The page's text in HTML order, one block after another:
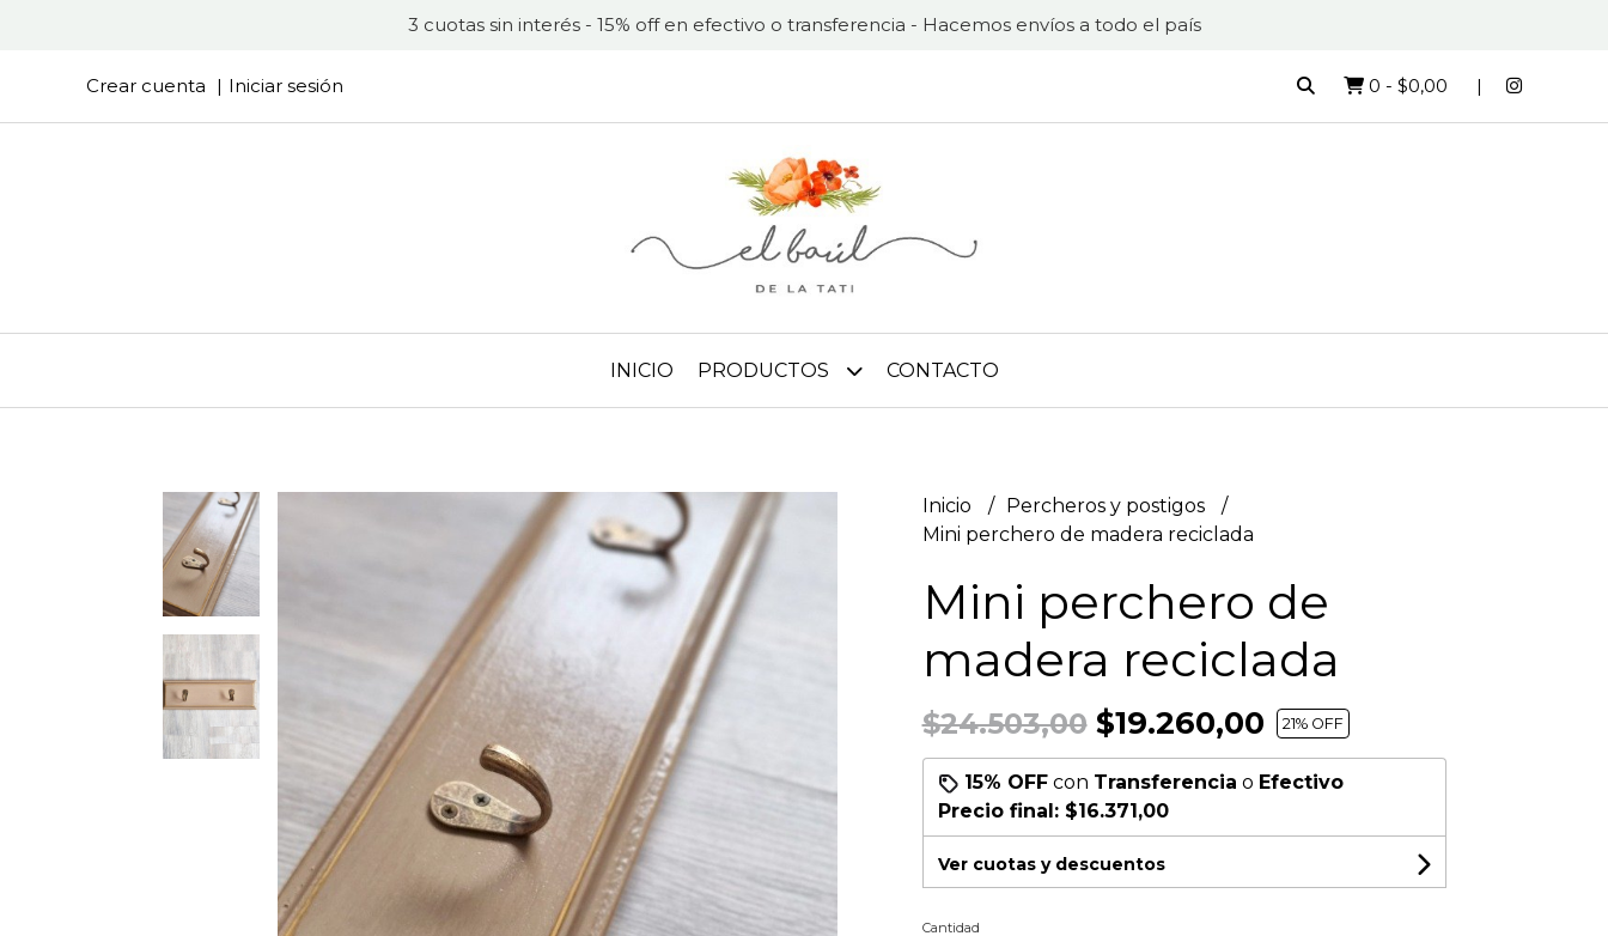
3 cuotas sin interés - 15% off en efectivo o transferencia - Hacemos envíos a todo el país
Crear cuenta Iniciar sesión 0 - $0,00
INICIO PRODUCTOS CONTACTO
Inicio
Percheros y postigos
Mini perchero de madera reciclada
Mini perchero de
madera reciclada
$24.503,00$19.260,00 21% OFF
15% OFFcon Transferencia o Efectivo
Precio final: $16.371,00
Ver cuotas y descuentos
Cantidad